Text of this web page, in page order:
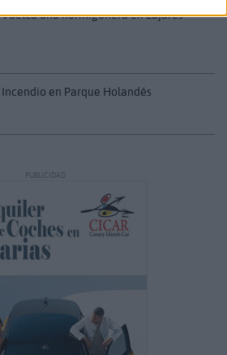
Vuelca una hormigonera en Lajares
Incendio en Parque Holandés
PUBLICIDAD